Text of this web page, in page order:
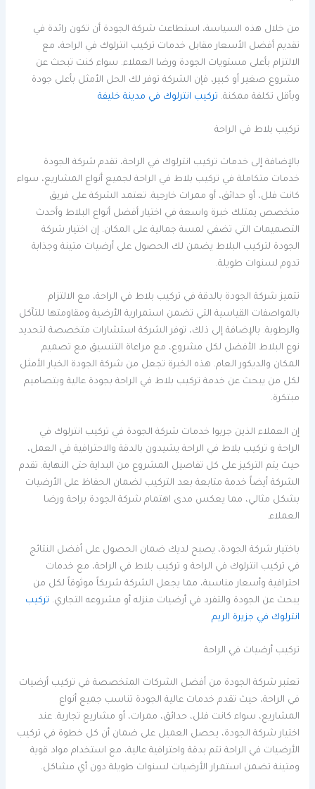
من خلال هذه السياسة، استطاعت شركة الجودة أن تكون رائدة في
تقديم أفضل الأسعار مقابل خدمات تركيب انترلوك في الراحة، مع
الالتزام بأعلى مستويات الجودة ورضا العملاء. سواء كنت تبحث عن
مشروع صغير أو كبير، فإن الشركة توفر لك الحل الأمثل بأعلى جودة
وبأقل تكلفة ممكنة. تركيب انترلوك في مدينة خليفة
تركيب بلاط في الراحة
بالإضافة إلى خدمات تركيب انترلوك في الراحة، تقدم شركة الجودة
خدمات متكاملة في تركيب بلاط في الراحة لجميع أنواع المشاريع، سواء
كانت فلل، أو حدائق، أو ممرات خارجية. تعتمد الشركة على فريق
متخصص يمتلك خبرة واسعة في اختيار أفضل أنواع البلاط وأحدث
التصميمات التي تضفي لمسة جمالية على المكان. إن اختيار شركة
الجودة لتركيب البلاط يضمن لك الحصول على أرضيات متينة وجذابة
تدوم لسنوات طويلة.
تتميز شركة الجودة بالدقة في تركيب بلاط في الراحة، مع الالتزام
بالمواصفات القياسية التي تضمن استمرارية الأرضية ومقاومتها للتآكل
والرطوبة. بالإضافة إلى ذلك، توفر الشركة استشارات متخصصة لتحديد
نوع البلاط الأفضل لكل مشروع، مع مراعاة التنسيق مع تصميم
المكان والديكور العام. هذه الخبرة تجعل من شركة الجودة الخيار الأمثل
لكل من يبحث عن خدمة تركيب بلاط في الراحة بجودة عالية وبتصاميم
مبتكرة.
إن العملاء الذين جربوا خدمات شركة الجودة في تركيب انترلوك في
الراحة و تركيب بلاط في الراحة يشيدون بالدقة والاحترافية في العمل،
حيث يتم التركيز على كل تفاصيل المشروع من البداية حتى النهاية. تقدم
الشركة أيضاً خدمة متابعة بعد التركيب لضمان الحفاظ على الأرضيات
بشكل مثالي، مما يعكس مدى اهتمام شركة الجودة براحة ورضا
العملاء.
باختيار شركة الجودة، يصبح لديك ضمان الحصول على أفضل النتائج
في تركيب انترلوك في الراحة و تركيب بلاط في الراحة، مع خدمات
احترافية وأسعار مناسبة، مما يجعل الشركة شريكاً موثوقاً لكل من
يبحث عن الجودة والتفرد في أرضيات منزله أو مشروعه التجاري. تركيب
انترلوك في جزيرة الريم
تركيب أرضيات في الراحة
تعتبر شركة الجودة من أفضل الشركات المتخصصة في تركيب أرضيات
في الراحة، حيث تقدم خدمات عالية الجودة تناسب جميع أنواع
المشاريع، سواء كانت فلل، حدائق، ممرات، أو مشاريع تجارية. عند
اختيار شركة الجودة، يحصل العميل على ضمان أن كل خطوة في تركيب
الأرضيات في الراحة تتم بدقة واحترافية عالية، مع استخدام مواد قوية
ومتينة تضمن استمرار الأرضيات لسنوات طويلة دون أي مشاكل.